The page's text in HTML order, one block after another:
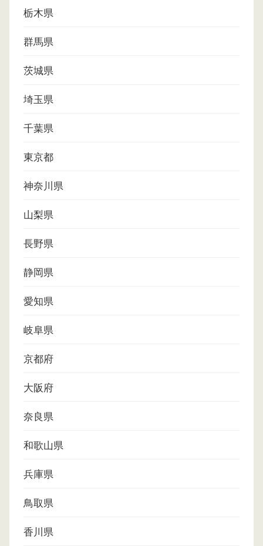
栃木県
群馬県
茨城県
埼玉県
千葉県
東京都
神奈川県
山梨県
長野県
静岡県
愛知県
岐阜県
京都府
大阪府
奈良県
和歌山県
兵庫県
鳥取県
香川県